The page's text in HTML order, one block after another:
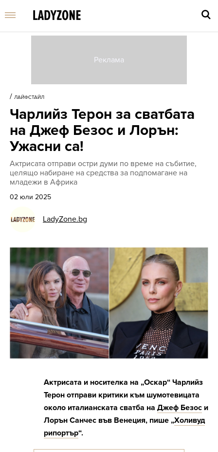
/ ЛАЙФСТАЙЛ
Чарлийз Терон за сватбата
на Джеф Безос и Лорън:
Ужасни са!
Актрисата отправи остри думи по време на събитие,
целящо набиране на средства за подпомагане на
младежи в Африка
02 юли 2025
LadyZone.bg
Актрисата и носителка на „Оскар“ Чарлийз
Терон отправи критики към шумотевицата
около италианската сватба на Джеф Безос и
Лорън Санчес във Венеция, пише „Холивуд
рипортър“.